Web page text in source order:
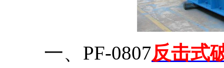
一、PF-0807反击式